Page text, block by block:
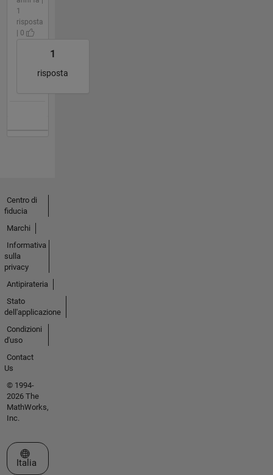
1
risposta
| 0
1
risposta
Centro di
fiducia
Marchi
Informativa
sulla
privacy
Antipirateria
Stato
dell'applicazione
Condizioni
d'uso
Contact
Us
© 1994-
2026 The
MathWorks,
Inc.
Seleziona un sito web
Italia